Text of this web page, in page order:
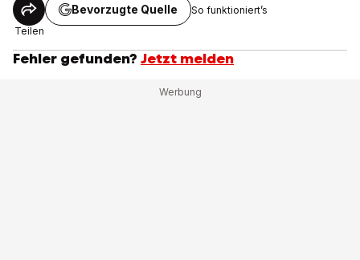
Teilen
Bevorzugte Quelle So funktioniert’s
Fehler gefunden? Jetzt melden